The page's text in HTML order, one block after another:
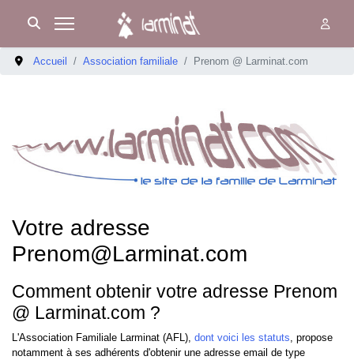
Accueil Association familiale Prenom @ Larminat.com
Votre adresse
Prenom@Larminat.com
Comment obtenir votre adresse Prenom
@ Larminat.com ?
L'Association Familiale Larminat (AFL), dont voici les statuts, propose
notamment à ses adhérents d'obtenir une adresse email de type